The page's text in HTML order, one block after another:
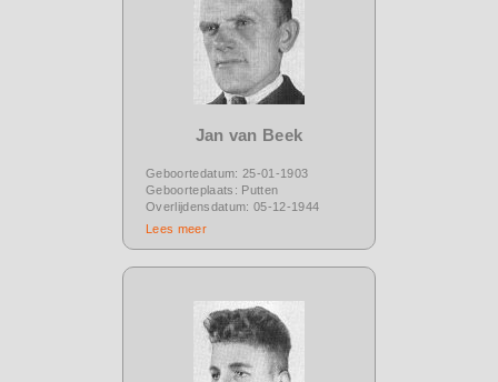
Jan van Beek
Geboortedatum: 25-01-1903
Geboorteplaats: Putten
Overlijdensdatum: 05-12-1944
Lees meer